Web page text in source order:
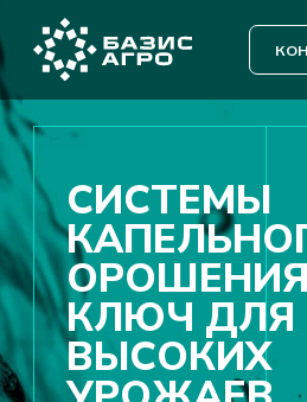
КОНСУЛЬТАЦИЯ
СИСТЕМЫ
ОРОШЕНИЯ ПОД
КЛЮЧ ДЛЯ
ВЫСОКИХ
УРОЖАЕВ
ПРОЕКТИРОВАНИЕ, ПОСТАВКА
ОБОРУДОВАНИЯ И МОНТАЖ